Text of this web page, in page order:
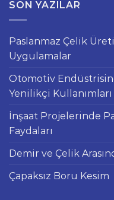
SON YAZILAR
Paslanmaz Çelik
Uygulamalar
Otomotiv
Yenilikçi Kullanımları
İnşaat Projelerinde
Faydaları
Demir ve Çelik
Çapaksız Boru Kesim